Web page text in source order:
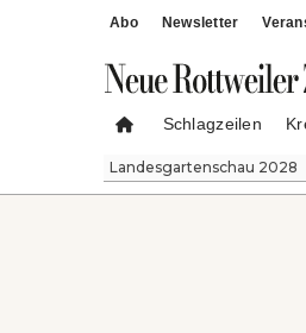
Abo Newsletter
Schlagzeilen
Landesgartenschau 2028